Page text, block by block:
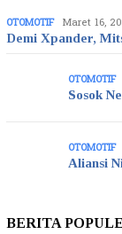
OTOMOTIF Maret 16,
Demi Xpander,
OTOMOTIF
Sosok
OTOMOTIF
Aliansi
BERITA